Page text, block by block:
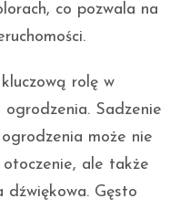
co pozwala na
rolę w
ogrodzenia. Sadzenie
może nie
ale także
dźwiękowa. Gęsto